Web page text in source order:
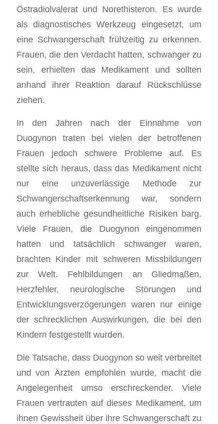
Östradiolvalerat und Norethisteron. Es wurde
als diagnostisches Werkzeug eingesetzt, um
eine Schwangerschaft frühzeitig zu erkennen.
Frauen, die den Verdacht hatten, schwanger zu
sein, erhielten das Medikament und sollten
anhand ihrer Reaktion darauf Rückschlüsse
ziehen.
In den Jahren nach der Einnahme von
Duogynon traten bei vielen der betroffenen
Frauen jedoch schwere Probleme auf. Es
stellte sich heraus, dass das Medikament nicht
nur eine unzuverlässige Methode zur
Schwangerschaftserkennung war, sondern
auch erhebliche gesundheitliche Risiken barg.
Viele Frauen, die Duogynon eingenommen
hatten und tatsächlich schwanger waren,
brachten Kinder mit schweren Missbildungen
zur Welt. Fehlbildungen an Gliedmaßen,
Herzfehler, neurologische Störungen und
Entwicklungsverzögerungen waren nur einige
der schrecklichen Auswirkungen, die bei den
Kindern festgestellt wurden.
Die Tatsache, dass Duogynon so weit verbreitet
und von Ärzten empfohlen wurde, macht die
Angelegenheit umso erschreckender. Viele
Frauen vertrauten auf dieses Medikament, um
ihnen Gewissheit über ihre Schwangerschaft zu